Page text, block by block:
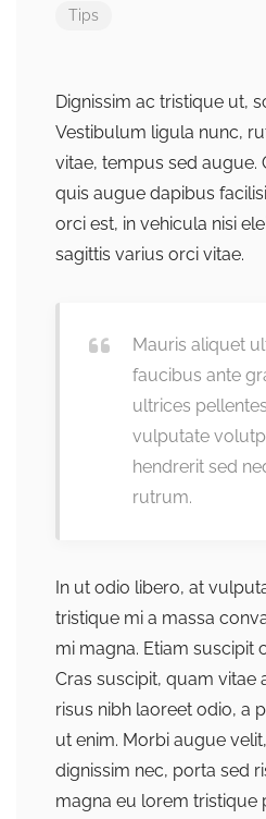
Tips
Dignissim ac tristique ut,
Vestibulum ligula nunc,
vitae, tempus sed augue.
quis augue dapibus
orci est, in vehicula nisi
sagittis varius orci vitae.
Mauris aliquet
faucibus ante
ultrices
vulputate
hendrerit sed
rutrum.
In ut odio libero, at
tristique mi a massa
mi magna. Etiam suscipit
Cras suscipit, quam vitae
risus nibh laoreet odio, a
ut enim. Morbi augue
dignissim nec, porta sed
magna eu lorem tristique